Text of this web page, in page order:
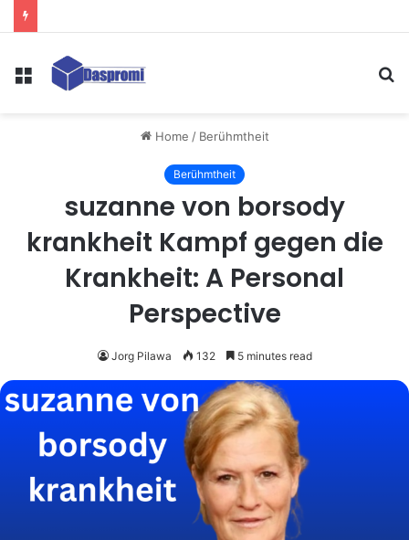
Menu
Home / Berühmtheit
Berühmtheit
suzanne von borsody
krankheit Kampf gegen die
Krankheit: A Personal
Perspective
Jorg Pilawa 132 5 minutes read